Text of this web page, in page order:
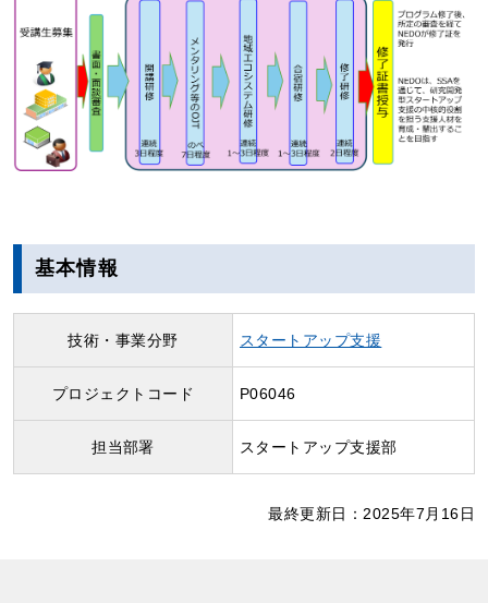
基本情報
技術・事業分野 スタートアップ支援
プロジェクトコード P06046
担当部署 スタートアップ支援部
最終更新日：2025年7月16日